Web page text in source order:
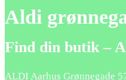
Aldi
Find din butik –
ALDI Aarhus Grønnegade